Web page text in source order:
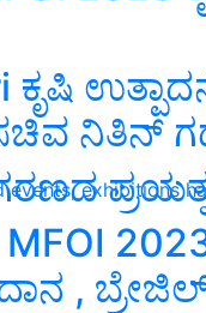
exhibitions
ಕೃಷಿ
ಸಚಿವ ನಿತಿನ್‌
,